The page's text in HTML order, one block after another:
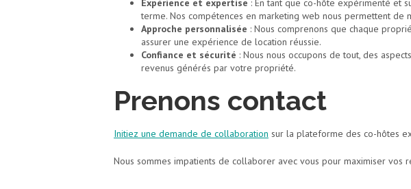
Expérience et expertise : En tant que co-hôte expérimenté et
terme. Nos compétences en marketing web nous permettent de
Approche personnalisée : Nous comprenons que chaque
assurer une expérience de location réussie.
Confiance et sécurité : Nous nous occupons de tout, des
revenus générés par votre propriété.
Prenons contact
Initiez une demande de collaboration sur la plateforme des co-hôtes
Nous sommes impatients de collaborer avec vous pour maximiser